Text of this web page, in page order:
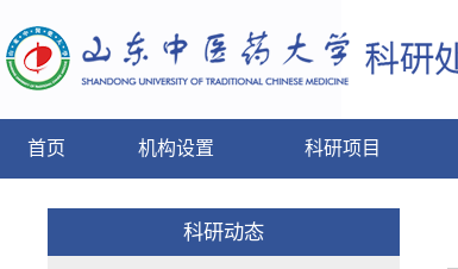
首页 机构设置 科研项目
科研动态